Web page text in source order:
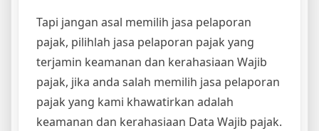
Tapi jangan asal memilih jasa pelaporan
pajak, pilihlah jasa pelaporan pajak yang
terjamin keamanan dan kerahasiaan Wajib
pajak, jika anda salah memilih jasa pelaporan
pajak yang kami khawatirkan adalah
keamanan dan kerahasiaan Data Wajib pajak.